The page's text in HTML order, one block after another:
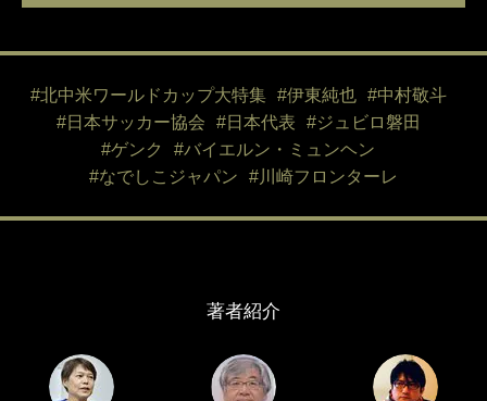
#北中米ワールドカップ大特集 #伊東純也
#中村敬斗
#日本サッカー協会
#日本代表
#ジュビロ磐田
#ゲンク
#バイエルン・ミュンヘン
#なでしこジャパン
#川崎フロンターレ
著者紹介